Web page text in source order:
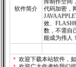
软件简介
挥制作空间
代码加密，
效、FLASH
数，不需自
能成为伟人
＊ 欢迎下载本站软件，